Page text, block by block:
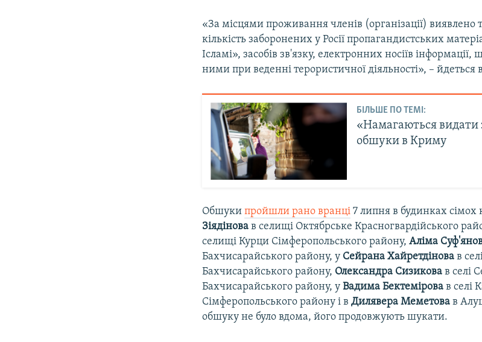
«За місцями проживання членів (організації) виявлено
кількість заборонених у Росії пропагандистських
Ісламі», засобів зв'язку, електронних носіїв
ними при веденні терористичної діяльності», – йдеться
БІЛЬШЕ ПО ТЕМІ:
«Намагаються видати
обшуки в Криму
Обшукипройшли рано вранці 7 липня в будинках
Зіядінова в селищі Октябрське Красногвардійського
селищі Курци Сімферопольського району,Аліма
Бахчисарайського району, у Сейрана Хайретдінова в
Бахчисарайського району, Олександра Сизикова в селі
Бахчисарайського району, уВадима Бектемірова в селі
Сімферопольського району і в Дилявера Меметова в
обшуку не було вдома, його продовжують шукати.